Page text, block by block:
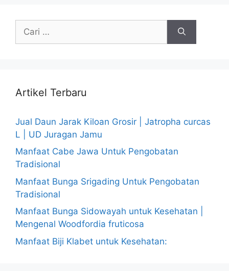
untuk:
Artikel Terbaru
Jual Daun Jarak Kiloan Grosir | Jatropha curcas
L | UD Juragan Jamu
Manfaat Cabe Jawa Untuk Pengobatan
Tradisional
Manfaat Bunga Srigading Untuk Pengobatan
Tradisional
Manfaat Bunga Sidowayah untuk Kesehatan |
Mengenal Woodfordia fruticosa
Manfaat Biji Klabet untuk Kesehatan: